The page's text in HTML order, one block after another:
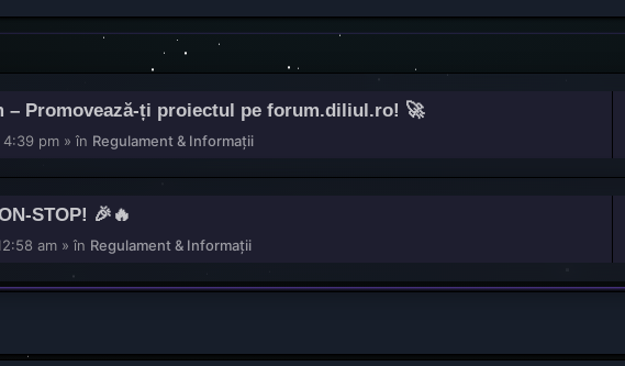
– Promovează-ți proiectul pe forum.diliul.ro! 🚀
4:39 pm » în Regulament & Informații
STOP! 🎉🔥
am » în Regulament & Informații